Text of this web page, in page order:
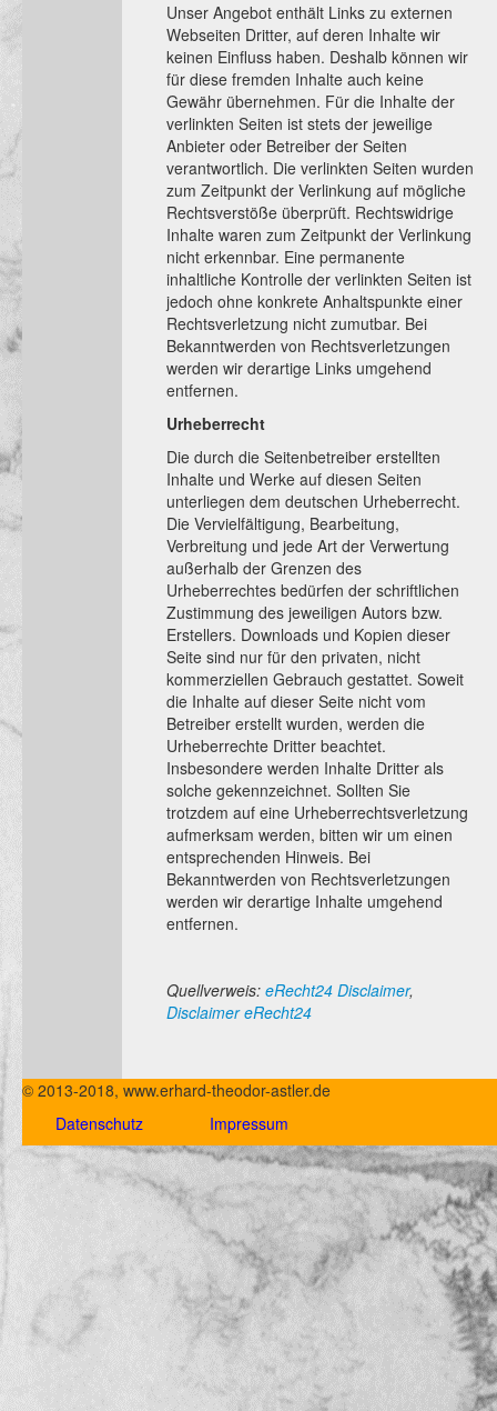
Unser Angebot enthält Links zu externen
Webseiten Dritter, auf deren Inhalte wir
keinen Einfluss haben. Deshalb können wir
für diese fremden Inhalte auch keine
Gewähr übernehmen. Für die Inhalte der
verlinkten Seiten ist stets der jeweilige
Anbieter oder Betreiber der Seiten
verantwortlich. Die verlinkten Seiten wurden
zum Zeitpunkt der Verlinkung auf mögliche
Rechtsverstöße überprüft. Rechtswidrige
Inhalte waren zum Zeitpunkt der Verlinkung
nicht erkennbar. Eine permanente
inhaltliche Kontrolle der verlinkten Seiten ist
jedoch ohne konkrete Anhaltspunkte einer
Rechtsverletzung nicht zumutbar. Bei
Bekanntwerden von Rechtsverletzungen
werden wir derartige Links umgehend
entfernen.
Urheberrecht
Die durch die Seitenbetreiber erstellten
Inhalte und Werke auf diesen Seiten
unterliegen dem deutschen Urheberrecht.
Die Vervielfältigung, Bearbeitung,
Verbreitung und jede Art der Verwertung
außerhalb der Grenzen des
Urheberrechtes bedürfen der schriftlichen
Zustimmung des jeweiligen Autors bzw.
Erstellers. Downloads und Kopien dieser
Seite sind nur für den privaten, nicht
kommerziellen Gebrauch gestattet. Soweit
die Inhalte auf dieser Seite nicht vom
Betreiber erstellt wurden, werden die
Urheberrechte Dritter beachtet.
Insbesondere werden Inhalte Dritter als
solche gekennzeichnet. Sollten Sie
trotzdem auf eine Urheberrechtsverletzung
aufmerksam werden, bitten wir um einen
entsprechenden Hinweis. Bei
Bekanntwerden von Rechtsverletzungen
werden wir derartige Inhalte umgehend
entfernen.
Quellverweis: eRecht24 Disclaimer,
Disclaimer eRecht24
© 2013-2018, www.erhard-theodor-astler.de
Datenschutz
Impressum